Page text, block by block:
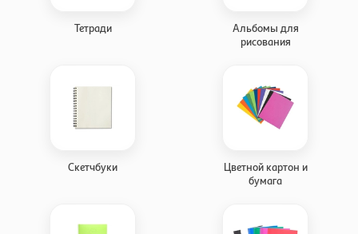
Тетради
Альбомы для
рисования
Скетчбуки
Цветной картон и
бумага